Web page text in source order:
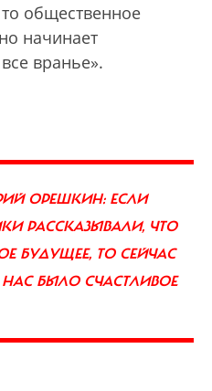
общественное
начинает
вранье».
ОРЕШКИН: ЕСЛИ
РАССКАЗЫВАЛИ, ЧТО
БУДУЩЕЕ, ТО СЕЙЧАС
БЫЛО СЧАСТЛИВОЕ